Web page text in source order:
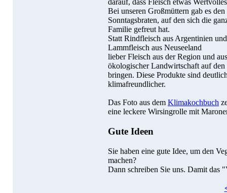
darauf, dass Fleisch etwas
Bei unseren Großmüttern gab es den
Sonntagsbraten, auf den sich die
Familie gefreut hat.
Statt Rindfleisch aus Argentinien und
Lammfleisch aus Neuseeland
lieber Fleisch aus der Region und aus
ökologischer Landwirtschaft auf den
bringen. Diese Produkte sind
klimafreundlicher.
Das Foto aus dem Klimakochbuch
eine leckere Wirsingrolle mit
Gute Ideen
Sie haben eine gute Idee, um den
machen?
Dann schreiben Sie uns. Damit das